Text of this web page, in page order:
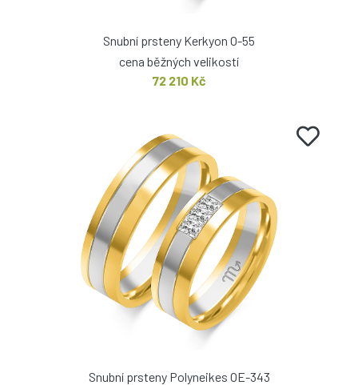
Snubní prsteny Kerkyon O-55
cena běžných velikostí
72 210 Kč
Snubní prsteny Polyneikes OE-343